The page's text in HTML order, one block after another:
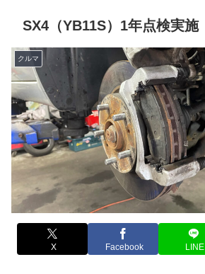
SX4（YB11S）1年点検実施
クルマ
X Facebook LINE